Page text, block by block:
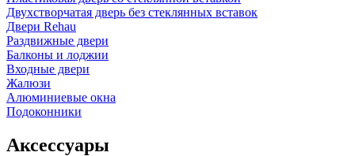
Двухстворчатая дверь без стеклянных вставок
Двери Rehau
Раздвижные двери
Балконы и лоджии
Входные двери
Жалюзи
Алюминиевые окна
Подоконники
Аксессуары